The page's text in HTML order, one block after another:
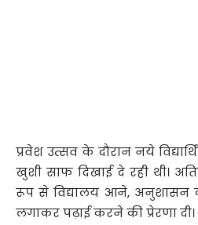
प्रवेश उत्सव के दौरान नये
खुशी साफ दिखाई दे रही थी।
रूप से विद्यालय आने,
लगाकर पढ़ाई करने की प्रेरणा दी।